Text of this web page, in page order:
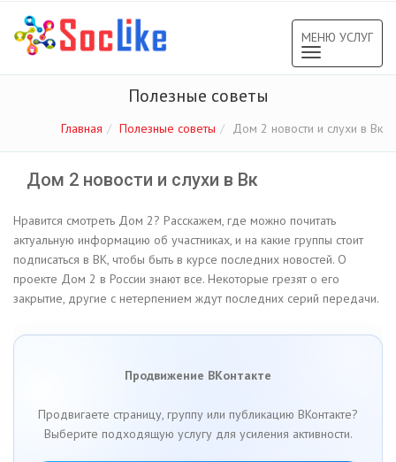
МЕНЮ УСЛУГ
navigation
Полезные советы
Главная Полезные советы Дом 2 новости и слухи в Вк
Дом 2 новости и слухи в Вк
Нравится смотреть Дом 2? Расскажем, где можно почитать
актуальную информацию об участниках, и на какие группы стоит
подписаться в ВК, чтобы быть в курсе последних новостей. О
проекте Дом 2 в России знают все. Некоторые грезят о его
закрытие, другие с нетерпением ждут последних серий передачи.
Продвижение ВКонтакте
Продвигаете страницу, группу или публикацию ВКонтакте?
Выберите подходящую услугу для усиления активности.